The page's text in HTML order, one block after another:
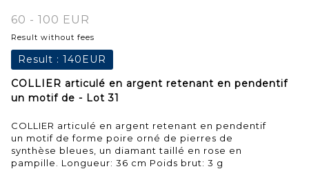
60 - 100 EUR
Result without fees
Result : 140EUR
COLLIER articulé en argent retenant en pendentif
un motif de - Lot 31
COLLIER articulé en argent retenant en pendentif
un motif de forme poire orné de pierres de
synthèse bleues, un diamant taillé en rose en
pampille. Longueur: 36 cm Poids brut: 3 g